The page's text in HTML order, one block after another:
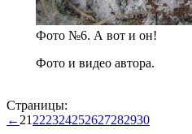
Фото №6. А вот и он!
Фото и видео автора.
Страницы:
← 21 222324252627282930